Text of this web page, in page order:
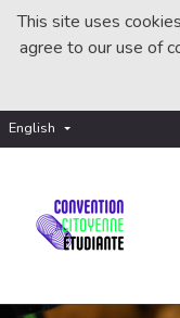
This site uses
agree to our use of
English Choisir la langue